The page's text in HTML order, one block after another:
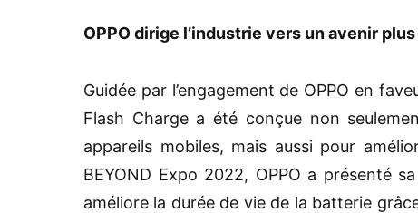
OPPO dirige l’industrie vers un avenir
Guidée par l’engagement de OPPO en
Flash Charge a été conçue non
appareils mobiles, mais aussi pour
BEYOND Expo 2022, OPPO a présenté
améliore la durée de vie de la batterie